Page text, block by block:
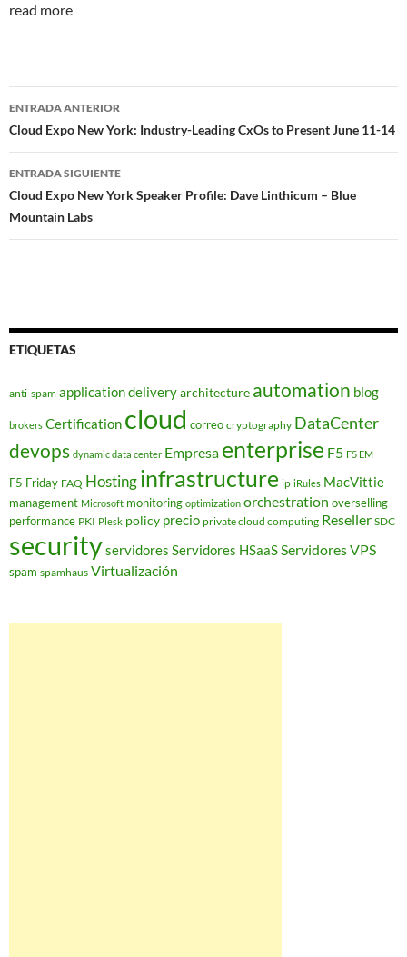
read more
Navegador
de
entradas
ENTRADA ANTERIOR
Cloud Expo New York: Industry-Leading CxOs to Present June 11-14
ENTRADA SIGUIENTE
Cloud Expo New York Speaker Profile: Dave Linthicum – Blue
Mountain Labs
ETIQUETAS
anti-spam application deliveryarchitecture automation blog
brokers Certification cloud correo cryptography DataCenter
devops dynamic data center Empresa enterprise F5 F5 EM
F5 Friday FAQ Hostinginfrastructure ip iRules MacVittie
management Microsoft monitoring optimization orchestration overselling
performance PKI Plesk policy precio private cloud computing Reseller SDC
securityservidores Servidores HSaaSServidores VPS
spam spamhaus Virtualización